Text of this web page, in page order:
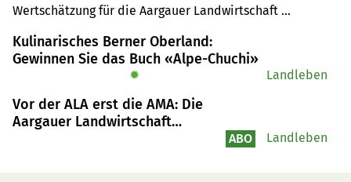
Wertschätzung für die Aargauer Landwirtschaft
Kulinarisches Berner Oberland:
Gewinnen Sie das Buch «Alpe-Chuchi»
✹ Landleben
Vor der ALA erst die AMA: Die
Aargauer Landwirtschaft
ABO Landleben